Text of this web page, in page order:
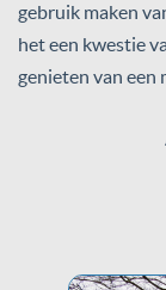
gebruik maken
het een kwestie
genieten van een